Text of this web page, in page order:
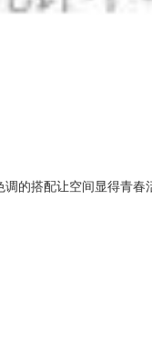
的搭配让空间显得青春